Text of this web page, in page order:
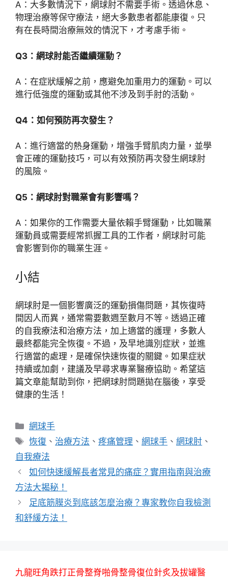
A：大多數情況下，網球肘不需要手術。透過休息、
物理治療等保守療法，絕大多數患者都能康復。只
有在長時間治療無效的情況下，才考慮手術。
Q3：網球肘能否繼續運動？
A：在症狀緩解之前，應避免加重用力的運動。可以
進行低強度的運動或其他不涉及到手肘的活動。
Q4：如何預防再次發生？
A：進行適當的熱身運動，增強手臂肌肉力量，並學
會正確的運動技巧，可以有效預防再次發生網球肘
的風險。
Q5：網球肘對職業會有影響嗎？
A：如果你的工作需要大量依賴手臂運動，比如職業
運動員或需要經常抓握工具的工作者，網球肘可能
會影響到你的職業生涯。
小結
網球肘是一個影響廣泛的運動損傷問題，其恢復時
間因人而異，通常需要數週至數月不等。透過正確
的自我療法和治療方法，加上適當的護理，多數人
最終都能完全恢復。不過，及早地識別症狀，並進
行適當的處理，是確保快速恢復的關鍵。如果症狀
持續或加劇，建議及早尋求專業醫療協助。希望這
篇文章能幫助到你，把網球肘問題拋在腦後，享受
健康的生活！
分
類
網球手
標
籤
恢復 、 治療方法 、疼痛管理 、網球手 、網球肘 、
自我療法
如何快速緩解長者常見的痛症？實用指南與治療
方法大揭秘！
足底筋膜炎到底該怎麼治療？專家教你自我檢測
和舒緩方法！
九龍旺角跌打正骨整脊啪骨整骨復位針炙及拔罐醫